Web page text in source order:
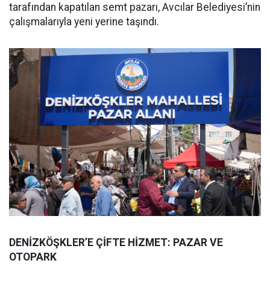
tarafından kapatılan semt pazarı, Avcılar Belediyesi’nin
çalışmalarıyla yeni yerine taşındı.
DENİZKÖŞKLER’E ÇİFTE HİZMET: PAZAR VE
OTOPARK